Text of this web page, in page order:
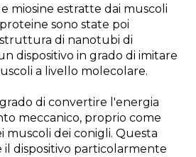
miosine estratte dai muscoli
sono state poi
di nanotubi di
dispositivo in grado di imitare
a livello molecolare.
di convertire l'energia
meccanico, proprio come
muscoli dei conigli. Questa
il dispositivo particolarmente